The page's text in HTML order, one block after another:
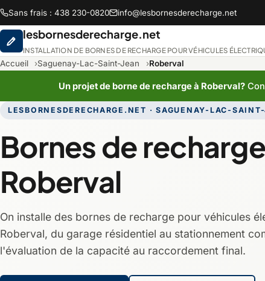
Sans frais : 438 230-0820 info@lesbornesderecharge.net
lesbornesderecharge.net
INSTALLATION DE BORNES DE RECHARGE POUR VÉHICULES
Chaudière-
Montréal
Accueil Saguenay-Lac-Saint-Jean Roberval
Un projet de borne de recharge à Roberval?
LESBORNESDERECHARGE.NET · SAGUENAY-LAC-
Bornes de
Roberval
On installe des bornes de recharge pour véhicules
Roberval, du garage résidentiel au stationnement
l'évaluation de la capacité au raccordement final.